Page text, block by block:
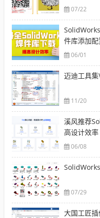
07/22
件库添加
06/01
迈迪工具
11/20
溪风推荐
高设计效率
06/08
07/29
大国工匠